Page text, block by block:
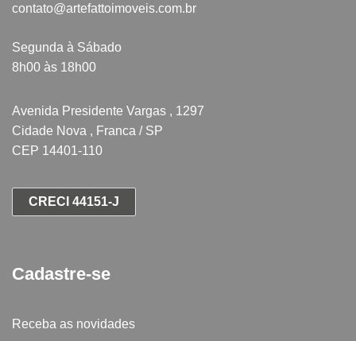
contato@artefattoimoveis.com.br
Segunda à Sábado
8h00 às 18h00
Avenida Presidente Vargas , 1297
Cidade Nova , Franca / SP
CEP 14401-110
CRECI 44151-J
Cadastre-se
Receba as novidades